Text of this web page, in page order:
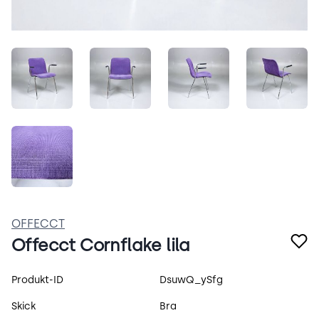
e37tWZZaL8Ma.jpegTESGvevhmJfm.jpegVw0d2kKfpF9N.jpeg
a3NfrQiI32LV.jpeg
OFFECCT
Offecct Cornflake lila
Produktspecifikation
Produkt-ID DsuwQ_ySfg
Skick Bra